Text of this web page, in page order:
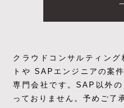
クラウドコンサルティン
トや SAPエンジニアの案
専門会社です。SAP以外の
っておりません。予めご了